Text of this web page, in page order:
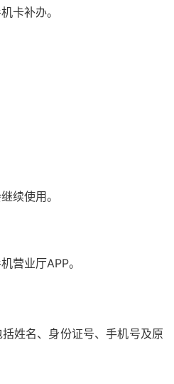
卡补办。
续使用。
营业厅APP。
姓名、身份证号、手机号及原